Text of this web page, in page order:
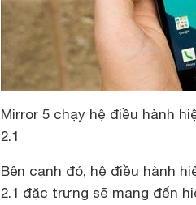
Mirror 5 chạy hệ điều hành
2.1
Bên cạnh đó, hệ điều hành
2.1 đặc trưng sẽ mang đến